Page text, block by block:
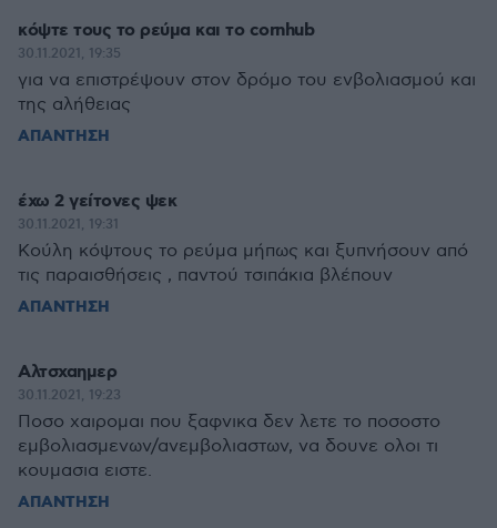
κόψτε τους το ρεύμα και το cornhub
30.11.2021, 19:35
για να επιστρέψουν στον δρόμο του ενβολιασμού και
της αλήθειας
ΑΠΑΝΤΗΣΗ
έχω 2 γείτονες ψεκ
30.11.2021, 19:31
Κούλη κόψτους το ρεύμα μήπως και ξυπνήσουν από
τις παραισθήσεις , παντού τσιπάκια βλέπουν
ΑΠΑΝΤΗΣΗ
Αλτσχαημερ
30.11.2021, 19:23
Ποσο χαιρομαι που ξαφνικα δεν λετε το ποσοστο
εμβολιασμενων/ανεμβολιαστων, να δουνε ολοι τι
κουμασια ειστε.
ΑΠΑΝΤΗΣΗ